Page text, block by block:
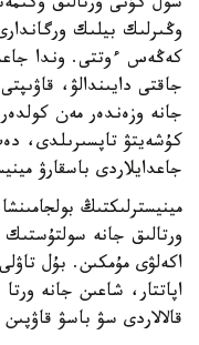
وڭىرلىك بيلىك
كەڭەس ءوتتى. وندا
جاقتى دايىندالۋ،
جانە وزەندەر مەن
كۇشەيتۋ تاپسىرىلدى،
جاعدايلاردى باسقارۋ
مينيسترلىكتىڭ
ورتالىق جانە
اكەلۋى مۇمكىن. بۇل
اپاتتار، شاعىن جانە
قالالاردى سۋ باسۋ قاۋپىن